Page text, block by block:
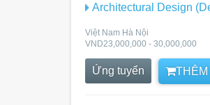
Architectural Design
Việt Nam Hà Nội
VND23,000,000 - 30,000,000
Ứng tuyển THÊM